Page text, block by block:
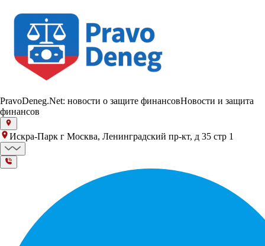
PravoDeneg.Net: новости о защите финансовНовости и защита
финансов
Искра-Парк г Москва, Ленинградский пр-кт, д 35 стр 1